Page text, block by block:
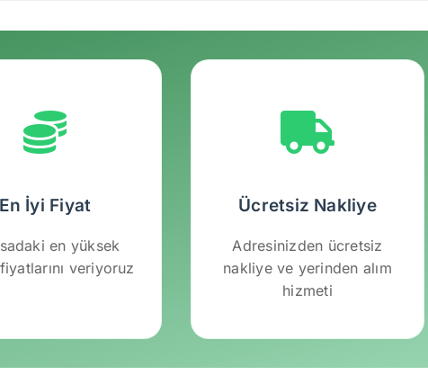
En İyi Fiyat
en yüksek
veriyoruz
Ücretsiz Nakliye
Adresinizden ücretsiz
nakliye ve yerinden alım
hizmeti